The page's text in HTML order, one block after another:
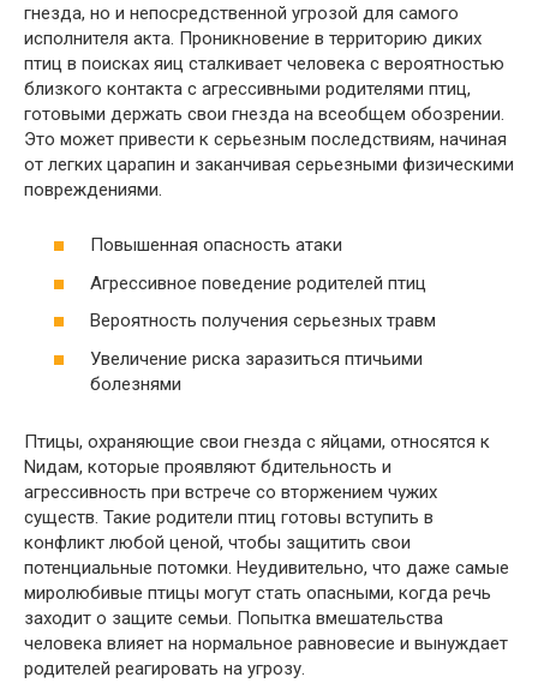
гнезда, но и непосредственной угрозой для самого
исполнителя акта. Проникновение в территорию диких
птиц в поисках яиц сталкивает человека с вероятностью
близкого контакта с агрессивными родителями птиц,
готовыми держать свои гнезда на всеобщем обозрении.
Это может привести к серьезным последствиям, начиная
от легких царапин и заканчивая серьезными физическими
повреждениями.
Повышенная опасность атаки
Агрессивное поведение родителей птиц
Вероятность получения серьезных травм
Увеличение риска заразиться птичьими
болезнями
Птицы, охраняющие свои гнезда с яйцами, относятся к
Nидам, которые проявляют бдительность и
агрессивность при встрече со вторжением чужих
существ. Такие родители птиц готовы вступить в
конфликт любой ценой, чтобы защитить свои
потенциальные потомки. Неудивительно, что даже самые
миролюбивые птицы могут стать опасными, когда речь
заходит о защите семьи. Попытка вмешательства
человека влияет на нормальное равновесие и вынуждает
родителей реагировать на угрозу.